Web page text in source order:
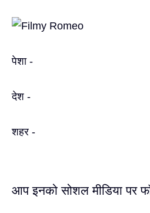
पेशा -
देश -
शहर -
आप इनको सोशल मीडिया पर